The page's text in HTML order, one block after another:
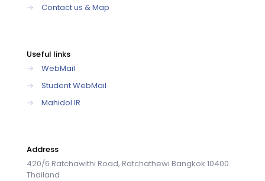
→
Contact us & Map
Useful links
→
WebMail
→
Student WebMail
→
Mahidol IR
Address
420/6 Ratchawithi Road, Ratchathewi Bangkok 10400.
Thailand